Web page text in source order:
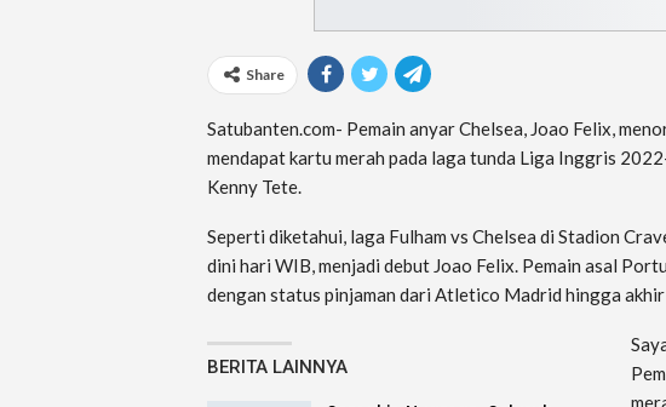
Share
Satubanten.com- Pemain anyar Chelsea, Joao Felix,
mendapat kartu merah pada laga tunda Liga Inggris
Kenny Tete.
Seperti diketahui, laga Fulham vs Chelsea di Stadion
dini hari WIB, menjadi debut Joao Felix. Pemain asal
dengan status pinjaman dari Atletico Madrid hingga akhir
BERITA LAINNYA